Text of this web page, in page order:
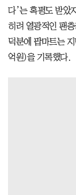
다’는 혹평도 받았
히려 열광적인 팬
덕분에 팝마트는
억원)을 기록했다.